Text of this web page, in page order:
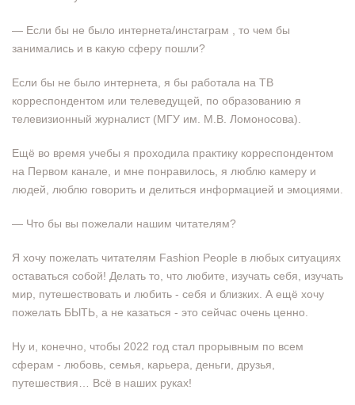
— Если бы не было интернета/инстаграм , то чем бы
занимались и в какую сферу пошли?
Если бы не было интернета, я бы работала на ТВ
корреспондентом или телеведущей, по образованию я
телевизионный журналист (МГУ им. М.В. Ломоносова).
Ещё во время учебы я проходила практику корреспондентом
на Первом канале, и мне понравилось, я люблю камеру и
людей, люблю говорить и делиться информацией и эмоциями.
— Что бы вы пожелали нашим читателям?
Я хочу пожелать читателям Fashion People в любых ситуациях
оставаться собой! Делать то, что любите, изучать себя, изучать
мир, путешествовать и любить - себя и близких. А ещё хочу
пожелать БЫТЬ, а не казаться - это сейчас очень ценно.
Ну и, конечно, чтобы 2022 год стал прорывным по всем
сферам - любовь, семья, карьера, деньги, друзья,
путешествия… Всё в наших руках!